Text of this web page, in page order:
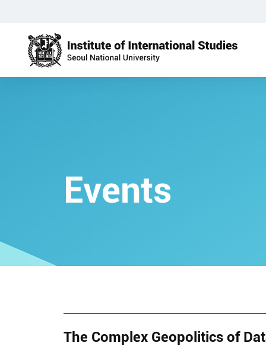
Events
The Complex Geopolitics of